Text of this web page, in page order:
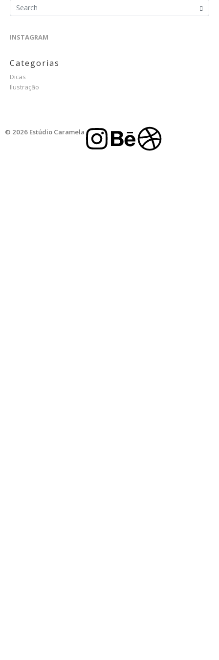
INSTAGRAM
Categorias
Dicas
Ilustração
© 2026 Estúdio Caramela